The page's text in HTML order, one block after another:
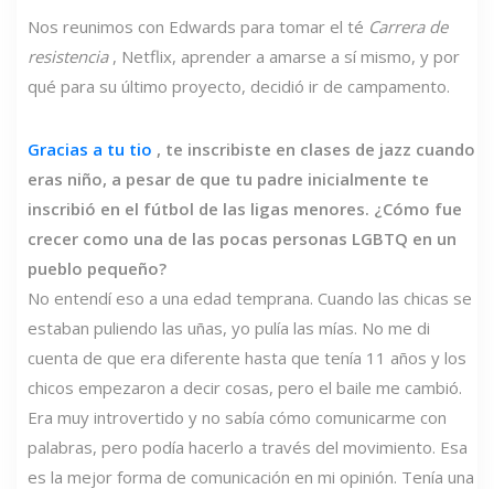
Nos reunimos con Edwards para tomar el té Carrera de
resistencia, Netflix, aprender a amarse a sí mismo, y por
qué para su último proyecto, decidió ir de campamento.
Gracias a tu tio , te inscribiste en clases de jazz cuando
eras niño, a pesar de que tu padre inicialmente te
inscribió en el fútbol de las ligas menores. ¿Cómo fue
crecer como una de las pocas personas LGBTQ en un
pueblo pequeño?
No entendí eso a una edad temprana. Cuando las chicas se
estaban puliendo las uñas, yo pulía las mías. No me di
cuenta de que era diferente hasta que tenía 11 años y los
chicos empezaron a decir cosas, pero el baile me cambió.
Era muy introvertido y no sabía cómo comunicarme con
palabras, pero podía hacerlo a través del movimiento. Esa
es la mejor forma de comunicación en mi opinión. Tenía una